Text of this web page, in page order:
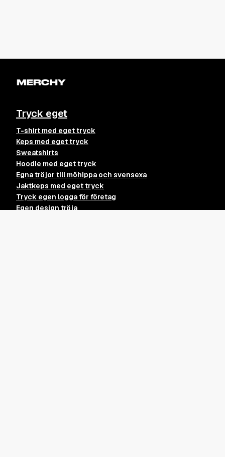
Tryck eget
T-shirt med eget tryck
Keps med eget tryck
Sweatshirts
Hoodie med eget tryck
Egna tröjor till möhippa och svensexa
Jaktkeps med eget tryck
Tryck egen logga för företag
Egen design tröja